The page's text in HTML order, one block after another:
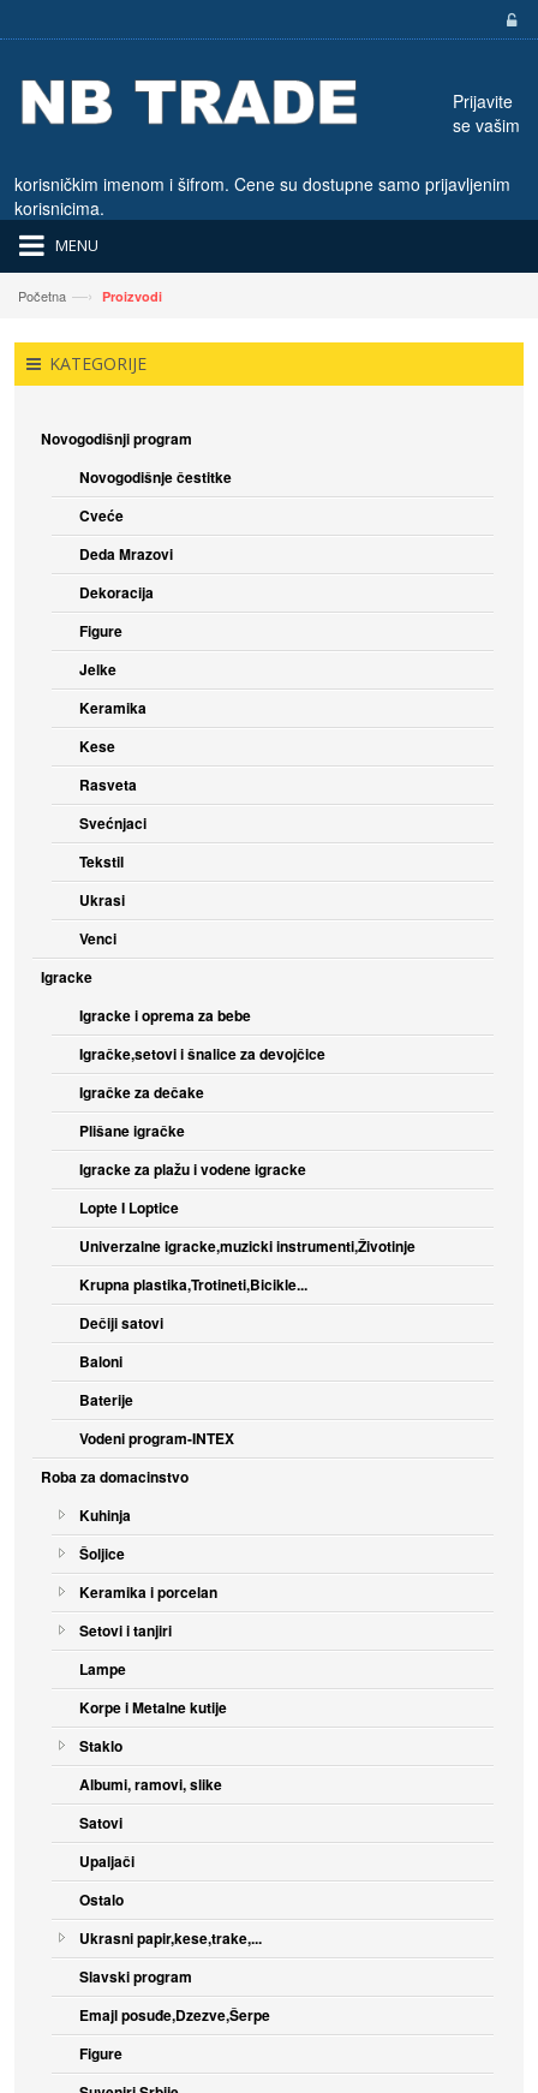
Prijavite
se vašim
korisničkim imenom i šifrom. Cene su dostupne samo prijavljenim
korisnicima.
MENU
Početna —› Proizvodi
KATEGORIJE
Novogodišnji program
Novogodišnje čestitke
Cveće
Deda Mrazovi
Dekoracija
Figure
Jelke
Keramika
Kese
Rasveta
Svećnjaci
Tekstil
Ukrasi
Venci
Igracke
Igracke i oprema za bebe
Igračke,setovi i šnalice za devojčice
Igračke za dečake
Plišane igračke
Igracke za plažu i vodene igracke
Lopte I Loptice
Univerzalne igracke,muzicki instrumenti,Životinje
Krupna plastika,Trotineti,Bicikle...
Dečiji satovi
Baloni
Baterije
Vodeni program-INTEX
Roba za domacinstvo
Kuhinja
Šoljice
Keramika i porcelan
Setovi i tanjiri
Lampe
Korpe i Metalne kutije
Staklo
Albumi, ramovi, slike
Satovi
Upaljači
Ostalo
Ukrasni papir,kese,trake,...
Slavski program
Emajl posuđe,Dzezve,Šerpe
Figure